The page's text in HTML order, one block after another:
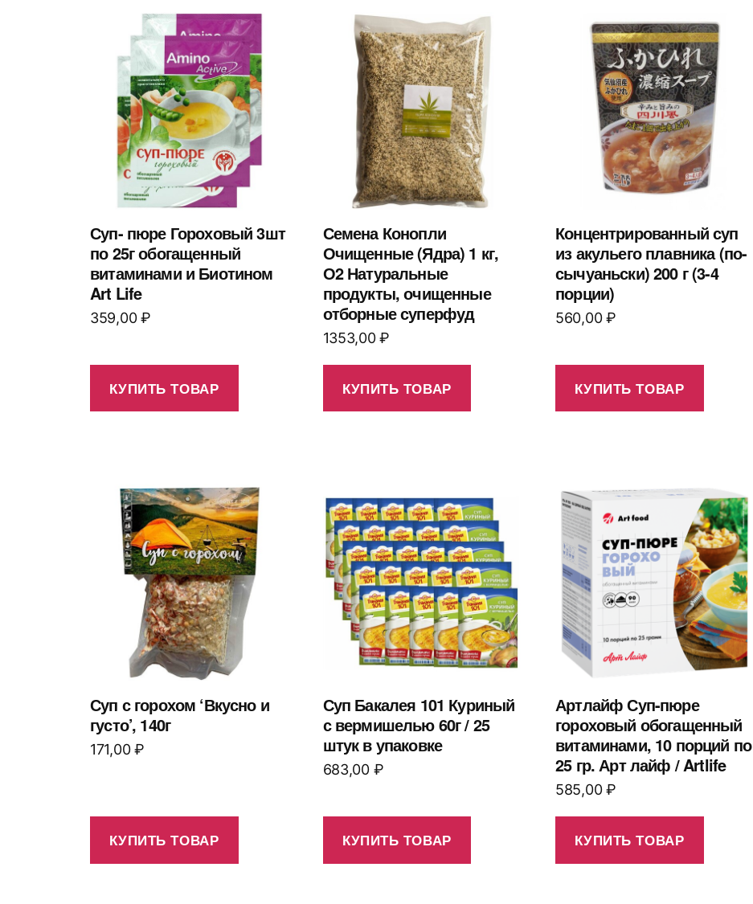
Суп- пюре Гороховый 3шт
по 25г обогащенный
витаминами и Биотином
Art Life
359,00₽
КУПИТЬ ТОВАР
Семена Конопли
Очищенные (Ядра) 1 кг,
О2 Натуральные
продукты, очищенные
отборные суперфуд
1353,00₽
КУПИТЬ ТОВАР
Концентрированный суп
из акульего плавника (по-
сычуаньски) 200 г (3-4
порции)
560,00₽
КУПИТЬ ТОВАР
Суп с горохом ‘Вкусно и
густо’, 140г
171,00₽
КУПИТЬ ТОВАР
Суп Бакалея 101 Куриный
с вермишелью 60г / 25
штук в упаковке
683,00 ₽
КУПИТЬ ТОВАР
Артлайф Суп-пюре
гороховый обогащенный
витаминами, 10 порций по
25 гр. Арт лайф / Artlife
585,00₽
КУПИТЬ ТОВАР